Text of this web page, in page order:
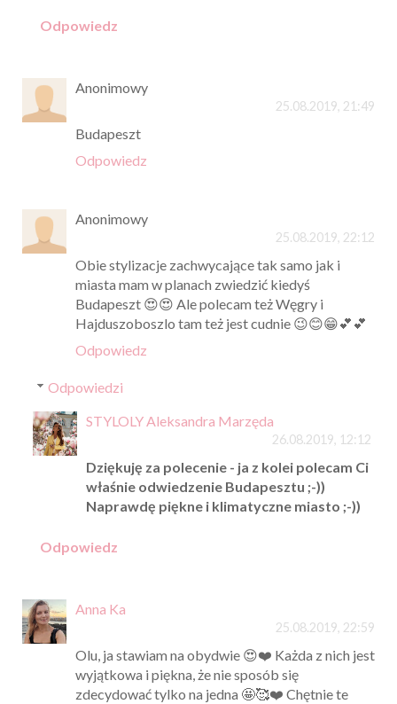
Odpowiedz
Anonimowy
25.08.2019, 21:49
Budapeszt
Odpowiedz
Anonimowy
25.08.2019, 22:12
Obie stylizacje zachwycające tak samo jak i
miasta mam w planach zwiedzić kiedyś
Budapeszt 😍😍 Ale polecam też Węgry i
Hajduszoboszlo tam też jest cudnie 😉😊😁💕💕
Odpowiedz
Odpowiedzi
STYLOLY Aleksandra Marzęda
26.08.2019, 12:12
Dziękuję za polecenie - ja z kolei polecam Ci
właśnie odwiedzenie Budapesztu ;-))
Naprawdę piękne i klimatyczne miasto ;-))
Odpowiedz
Anna Ka
25.08.2019, 22:59
Olu, ja stawiam na obydwie 😍❤️ Każda z nich jest
wyjątkowa i piękna, że nie sposób się
zdecydować tylko na jedna 🤩🥰❤️ Chętnie te